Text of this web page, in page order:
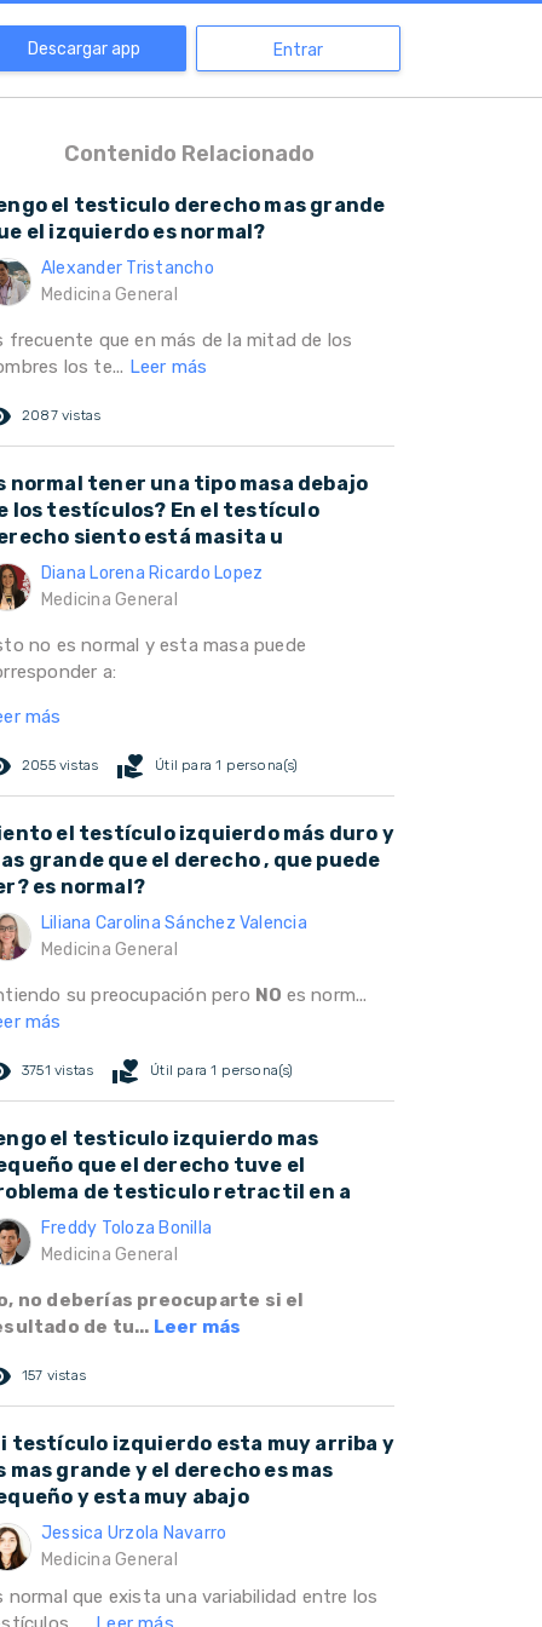
Descargar app Entrar
Contenido Relacionado
el testiculo derecho mas grande
el izquierdo es normal?
Alexander Tristancho
Medicina General
frecuente que en más de la mitad de los
los te... Leer más
2087 vistas
normal tener una tipo masa debajo
los testículos? En el testículo
siento está masita u
Diana Lorena Ricardo Lopez
Medicina General
no es normal y esta masa puede
a:
más
2055 vistas volunteer_activism Útil para 1 persona(s)
el testículo izquierdo más duro y
grande que el derecho , que puede
es normal?
Liliana Carolina Sánchez Valencia
Medicina General
su preocupación pero NO es norm...
más
3751 vistas volunteer_activism Útil para 1 persona(s)
el testiculo izquierdo mas
que el derecho tuve el
de testiculo retractil en a
Freddy Toloza Bonilla
Medicina General
no deberías preocuparte si el
de tu... Leer más
157 vistas
testículo izquierdo esta muy arriba y
mas grande y el derecho es mas
y esta muy abajo
Jessica Urzola Navarro
Medicina General
normal que exista una variabilidad entre los